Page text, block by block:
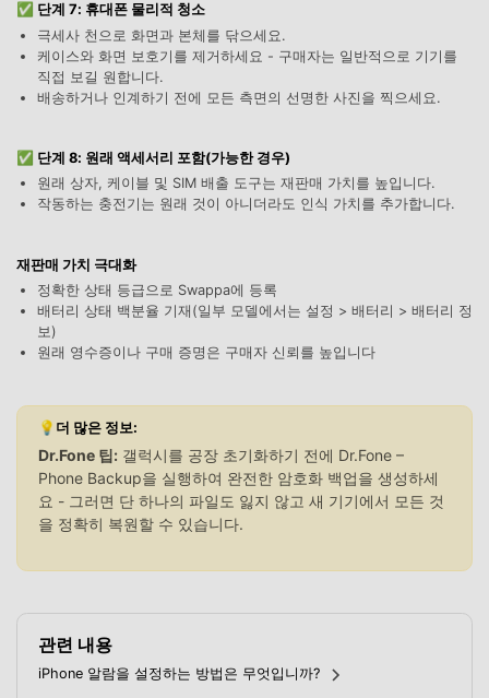
✅ 단계 7: 휴대폰 물리적 청소
극세사 천으로 화면과 본체를 닦으세요.
케이스와 화면 보호기를 제거하세요 - 구매자는 일반적으로 기기를
직접 보길 원합니다.
배송하거나 인계하기 전에 모든 측면의 선명한 사진을 찍으세요.
✅ 단계 8: 원래 액세서리 포함(가능한 경우)
원래 상자, 케이블 및 SIM 배출 도구는 재판매 가치를 높입니다.
작동하는 충전기는 원래 것이 아니더라도 인식 가치를 추가합니다.
재판매 가치 극대화
정확한 상태 등급으로 Swappa에 등록
배터리 상태 백분율 기재(일부 모델에서는 설정 > 배터리 > 배터리 정
보)
원래 영수증이나 구매 증명은 구매자 신뢰를 높입니다
💡더 많은 정보:
Dr.Fone 팁: 갤럭시를 공장 초기화하기 전에 Dr.Fone –
Phone Backup을 실행하여 완전한 암호화 백업을 생성하세
요 - 그러면 단 하나의 파일도 잃지 않고 새 기기에서 모든 것
을 정확히 복원할 수 있습니다.
관련 내용
iPhone 알람을 설정하는 방법은 무엇입니까?
닥터폰으로 휴대폰 안전 관리하기
인공 지능,초보자도 손쉽게 사용 가능
휴대폰 잠금 해제,데이터 복구,전송 및 보안 가능
전문가 추천된 사진 및 동영상 복구,카톡 백업 프로
그램
받기